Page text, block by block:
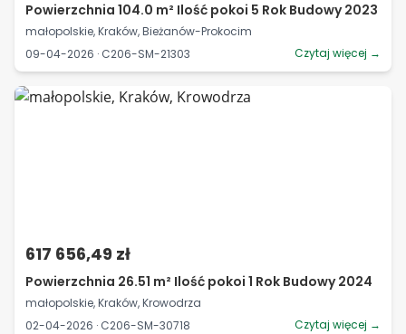
Powierzchnia 104.0 m² Ilość pokoi 5 Rok Budowy 2023
małopolskie, Kraków, Bieżanów-Prokocim
09-04-2026 · C206-SM-21303
Czytaj więcej →
617 656,49 zł
Powierzchnia 26.51 m² Ilość pokoi 1 Rok Budowy 2024
małopolskie, Kraków, Krowodrza
02-04-2026 · C206-SM-30718
Czytaj więcej →